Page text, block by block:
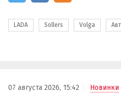
LADA Sollers Volga
07 августа 2026, 15:42 Новинки